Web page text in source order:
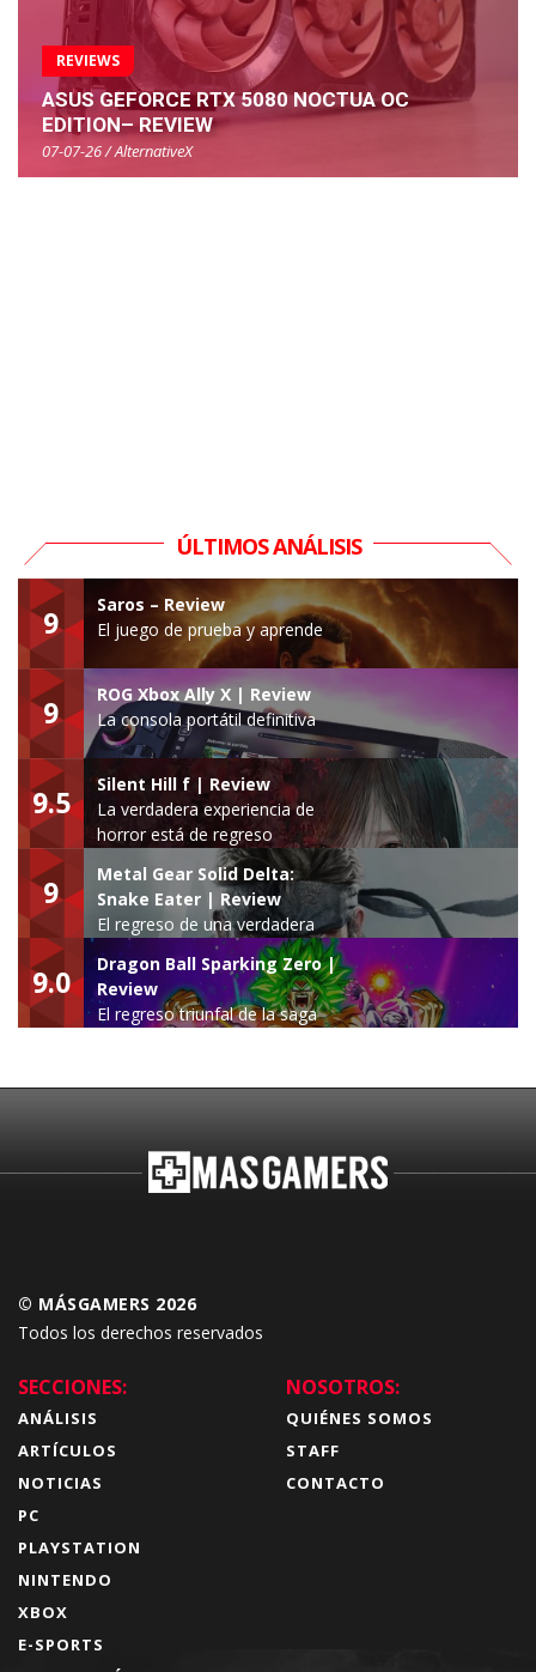
REVIEWS
ASUS GEFORCE RTX 5080 NOCTUA OC
EDITION– REVIEW
07-07-26 / AlternativeX
ÚLTIMOS ANÁLISIS
9
Saros – Review
El juego de prueba y aprende
9
ROG Xbox Ally X | Review
La consola portátil definitiva
9.5
Silent Hill f | Review
La verdadera experiencia de
horror está de regreso
9
Metal Gear Solid Delta:
Snake Eater | Review
El regreso de una verdadera
leyenda
9.0
Dragon Ball Sparking Zero |
Review
El regreso triunfal de la saga
© MÁSGAMERS 2026
Todos los derechos reservados
SECCIONES:
ANÁLISIS
ARTÍCULOS
NOTICIAS
PC
PLAYSTATION
NINTENDO
XBOX
E-SPORTS
NOSOTROS:
QUIÉNES SOMOS
STAFF
CONTACTO